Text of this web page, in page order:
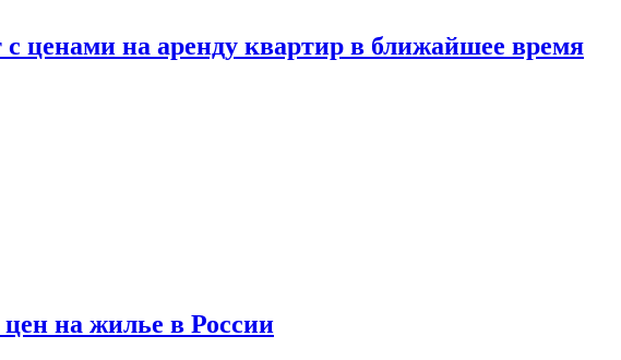
с ценами на аренду квартир в ближайшее время
на жилье в России